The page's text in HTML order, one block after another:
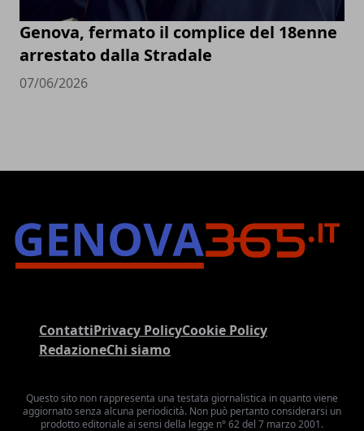
Genova, fermato il complice del 18enne
arrestato dalla Stradale
07/06/2026
ContattiPrivacy PolicyCookie Policy
RedazioneChi siamo
Questo sito non rappresenta una testata giornalistica in quanto viene
aggiornato senza alcuna periodicità. Non può pertanto considerarsi un
prodotto editoriale ai sensi della legge n° 62 del 7 marzo 2001.